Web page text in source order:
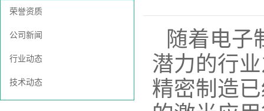
荣誉资质
公司新闻
行业动态
技术动态
随着电子
潜力的行
精密制造